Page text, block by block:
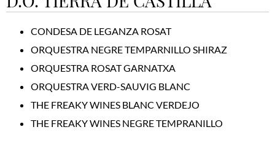
CONDESA DE LEGANZA ROSAT
ORQUESTRA NEGRE TEMPARNILLO SHIRAZ
ORQUESTRA ROSAT GARNATXA
ORQUESTRA VERD-SAUVIG BLANC
THE FREAKY WINES BLANC VERDEJO
THE FREAKY WINES NEGRE TEMPRANILLO